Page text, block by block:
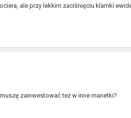
ale przy lekkim zaciśnięciu klamki
zainwestować też w inne manetki?